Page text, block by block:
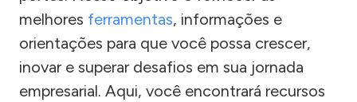
melhores ferramentas, informações e
orientações para que você possa crescer,
inovar e superar desafios em sua jornada
empresarial. Aqui, você encontrará recursos